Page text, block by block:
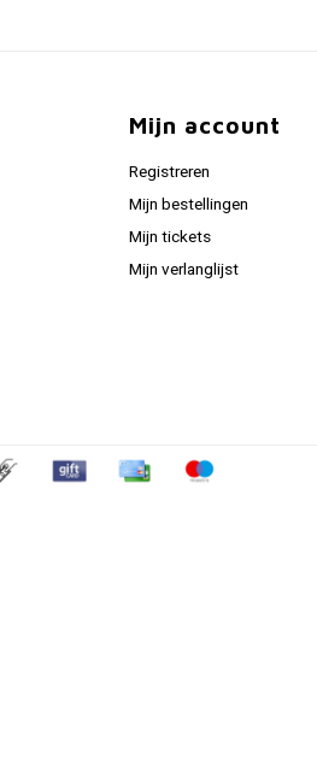
Mijn account
Registreren
Mijn bestellingen
Mijn tickets
Mijn verlanglijst